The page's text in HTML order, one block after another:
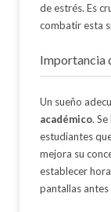
de estrés. Es
combatir esta
Importancia
Un sueño
académico.
estudiantes
mejora su
establecer
pantallas